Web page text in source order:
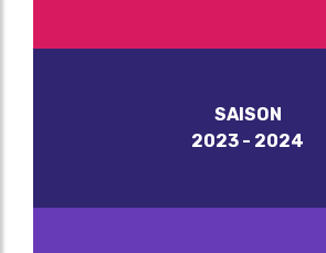
SAISON
2023 - 2024